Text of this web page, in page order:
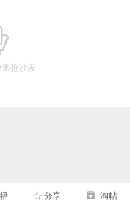
抢沙发
分享 淘帖